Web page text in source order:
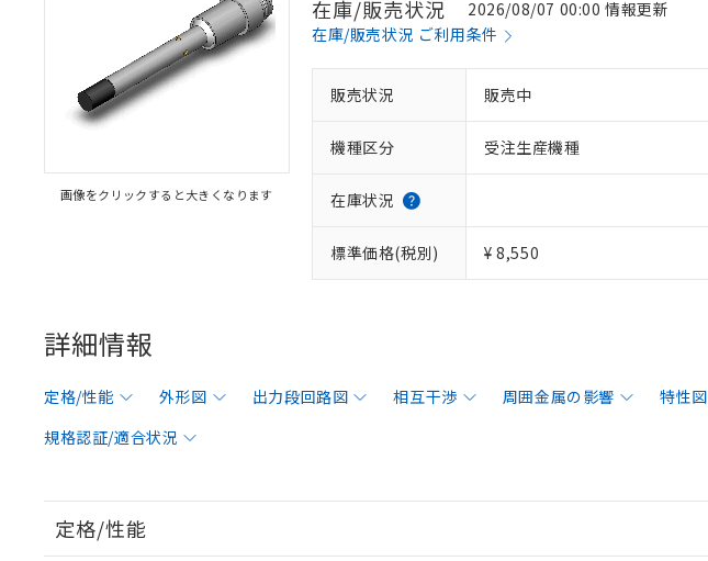
画像をクリックすると大きくなります
在庫/販売状況
2026/08/07 00:00 情報更新
在庫/販売状況 ご利用条件
販売状況 販売中
機種区分 受注生産機種
在庫状況
標準価格(税別) ¥ 8,550
詳細情報
定格/性能 外形図 出力段回路図 相互干渉 周囲金属の影響 特性図
規格認証/適合状況
定格/性能